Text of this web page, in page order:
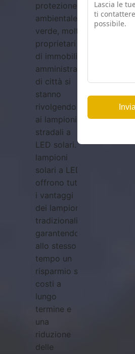
protezione
ambientale
verde, molti
proprietari
di immobili e
amministratori
di città si
stanno
rivolgendo
ai lampioni
stradali a
LED solari. I
lampioni
solari a LED
offrono tutti
i vantaggi
dei lampioni
tradizionali,
garantendo
allo stesso
tempo un
risparmio sui
costi a
lungo
termine e
una
riduzione
delle